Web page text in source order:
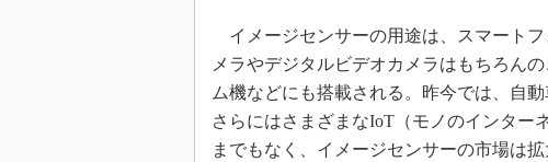
イメージセンサーの用途は、スマート
メラやデジタルビデオカメラはもちろん
ム機などにも搭載される。昨今では、自
さらにはさまざまなIoT（モノのインター
までもなく、イメージセンサーの市場は拡